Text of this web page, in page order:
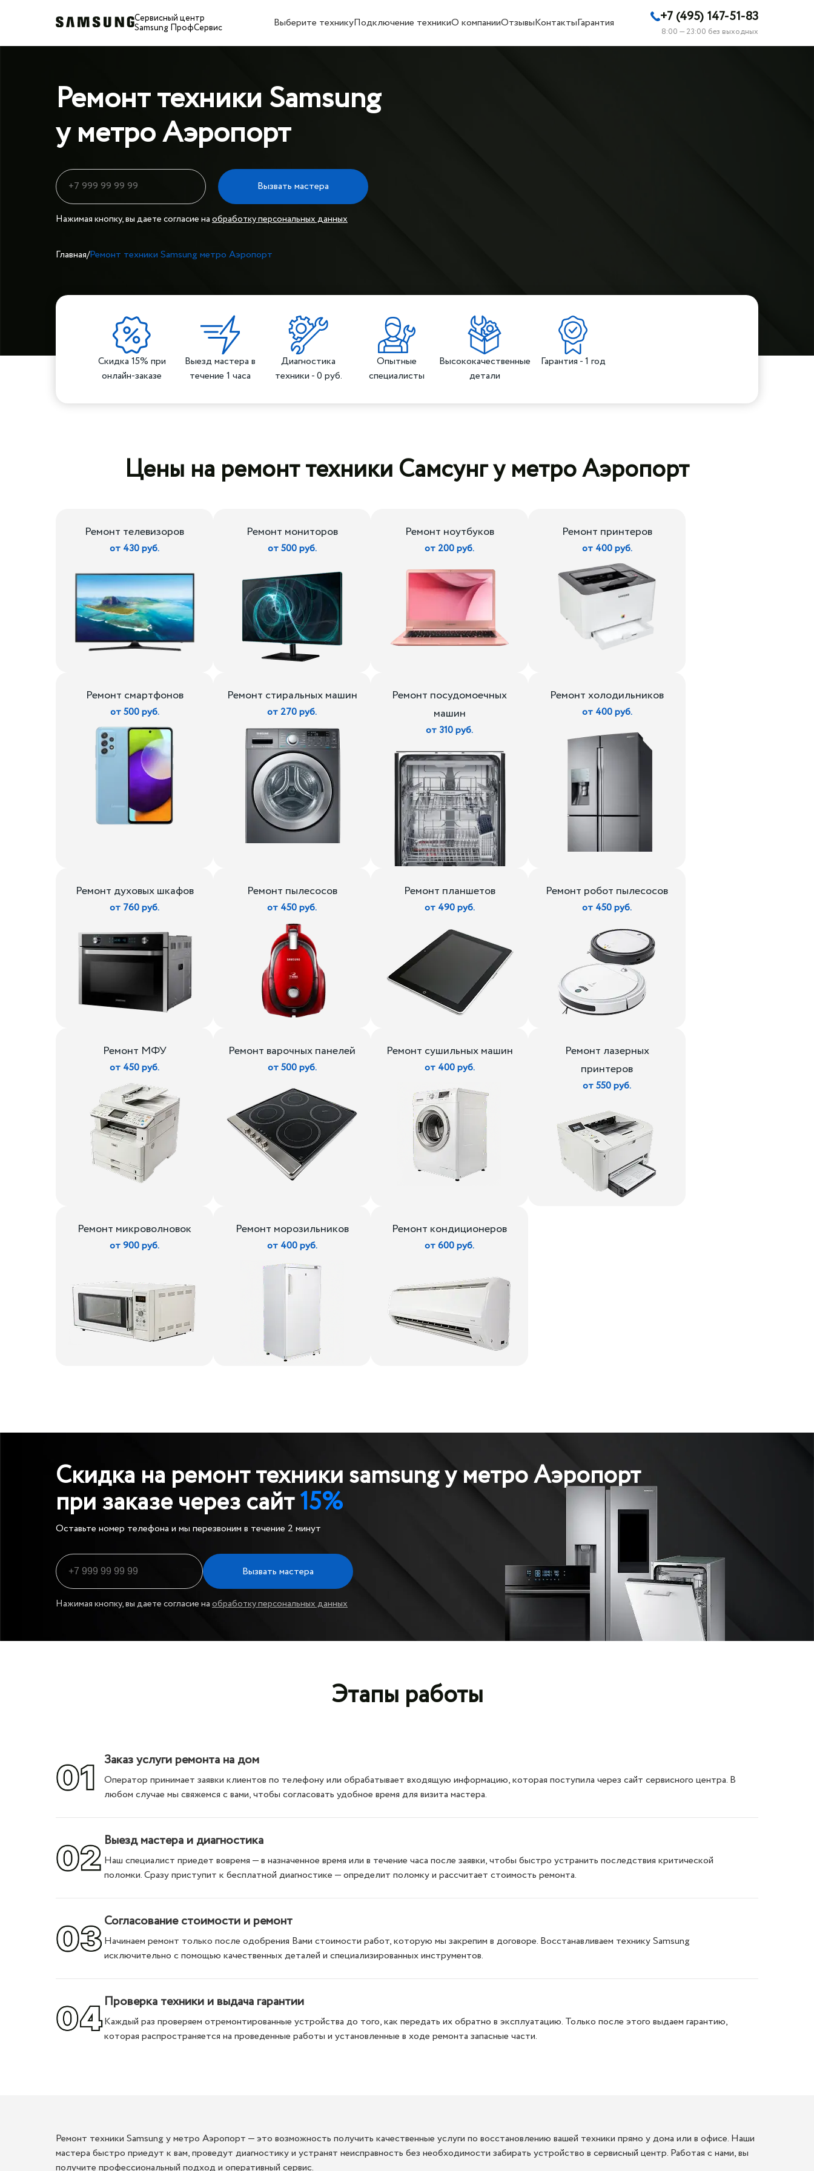
Сервисный центр
Samsung ПрофСервис
Выберите техникуПодключение техникиО компанииОтзывыКонтактыГарантия +7 (495) 147-51-83
8:00 — 23:00 без выходных
Ремонт техники Samsung
у метро Аэропорт
Вызвать мастера
Нажимая кнопку, вы даете согласие наобработку персональных данных
Главная/Ремонт техники Samsung метро Аэропорт
Скидка 15% при
онлайн-заказе
Выезд мастера в
течение 1 часа
Диагностика
техники - 0 руб.
Опытные
специалисты
Высококачественные
детали
Гарантия - 1 год
Цены на ремонт техники Самсунг у метро Аэропорт
Ремонт телевизоров
от 430 руб.
Ремонт мониторов
от 500 руб.
Ремонт ноутбуков
от 200 руб.
Ремонт принтеров
от 400 руб.
Ремонт смартфонов
от 500 руб.
Ремонт стиральных машин
от 270 руб.
Ремонт посудомоечных
машин
от 310 руб.
Ремонт холодильников
от 400 руб.
Ремонт духовых шкафов
от 760 руб.
Ремонт пылесосов
от 450 руб.
Ремонт планшетов
от 490 руб.
Ремонт робот пылесосов
от 450 руб.
Ремонт МФУ
от 450 руб.
Ремонт варочных панелей
от 500 руб.
Ремонт сушильных машин
от 400 руб.
Ремонт лазерных
принтеров
от 550 руб.
Ремонт микроволновок
от 900 руб.
Ремонт морозильников
от 400 руб.
Ремонт кондиционеров
от 600 руб.
Скидка на ремонт техники samsung у метро Аэропорт
при заказе через сайт15%
Оставьте номер телефона и мы перезвоним в течение 2 минут
Вызвать мастера
Нажимая кнопку, вы даете согласие наобработку персональных данных
Этапы работы
Заказ услуги ремонта на дом
Оператор принимает заявки клиентов по телефону или обрабатывает входящую информацию, которая поступила через сайт сервисного центра. В
любом случае мы свяжемся с вами, чтобы согласовать удобное время для визита мастера.
Выезд мастера и диагностика
Наш специалист приедет вовремя — в назначенное время или в течение часа после заявки, чтобы быстро устранить последствия критической
поломки. Сразу приступит к бесплатной диагностике — определит поломку и рассчитает стоимость ремонта.
Согласование стоимости и ремонт
Начинаем ремонт только после одобрения Вами стоимости работ, которую мы закрепим в договоре. Восстанавливаем технику Samsung
исключительно с помощью качественных деталей и специализированных инструментов.
Проверка техники и выдача гарантии
Каждый раз проверяем отремонтированные устройства до того, как передать их обратно в эксплуатацию. Только после этого выдаем гарантию,
которая распространяется на проведенные работы и установленные в ходе ремонта запасные части.
Ремонт техники Samsung у метро Аэропорт — это возможность получить качественные услуги по восстановлению вашей техники прямо у дома или в офисе. Наши
мастера быстро приедут к вам, проведут диагностику и устранят неисправность без необходимости забирать устройство в сервисный центр. Работая с нами, вы
получите профессиональный подход и оперативный сервис.